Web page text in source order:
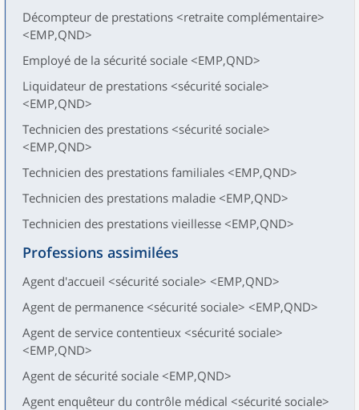
Décompteur de prestations <retraite complémentaire>
<EMP,QND>
Employé de la sécurité sociale <EMP,QND>
Liquidateur de prestations <sécurité sociale>
<EMP,QND>
Technicien des prestations <sécurité sociale>
<EMP,QND>
Technicien des prestations familiales <EMP,QND>
Technicien des prestations maladie <EMP,QND>
Technicien des prestations vieillesse <EMP,QND>
Professions assimilées
Agent d'accueil <sécurité sociale> <EMP,QND>
Agent de permanence <sécurité sociale> <EMP,QND>
Agent de service contentieux <sécurité sociale>
<EMP,QND>
Agent de sécurité sociale <EMP,QND>
Agent enquêteur du contrôle médical <sécurité sociale>